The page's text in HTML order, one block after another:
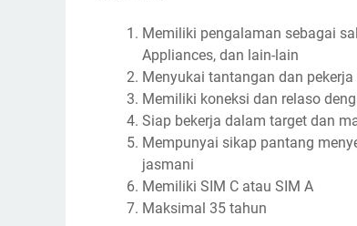
Memiliki pengalaman sebagai
Appliances, dan lain-lain
Menyukai tantangan dan pekerja
Memiliki koneksi dan relaso
Siap bekerja dalam target dan
Mempunyai sikap pantang
jasmani
Memiliki SIM C atau SIM A
Maksimal 35 tahun